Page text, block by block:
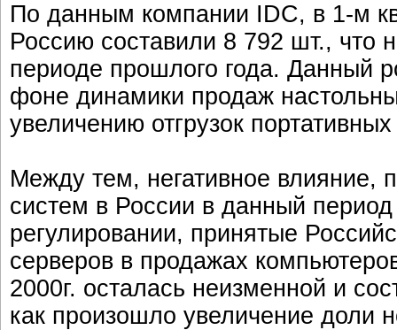
По данным компании IDC, в 1-м
Россию составили 8 792 шт., что
периоде прошлого года. Данный
фоне динамики продаж
увеличению отгрузок
Между тем, негативное влияние,
систем в России в данный
регулировании, принятые
серверов в продажах
2000г. осталась неизменной и
как произошло увеличение доли